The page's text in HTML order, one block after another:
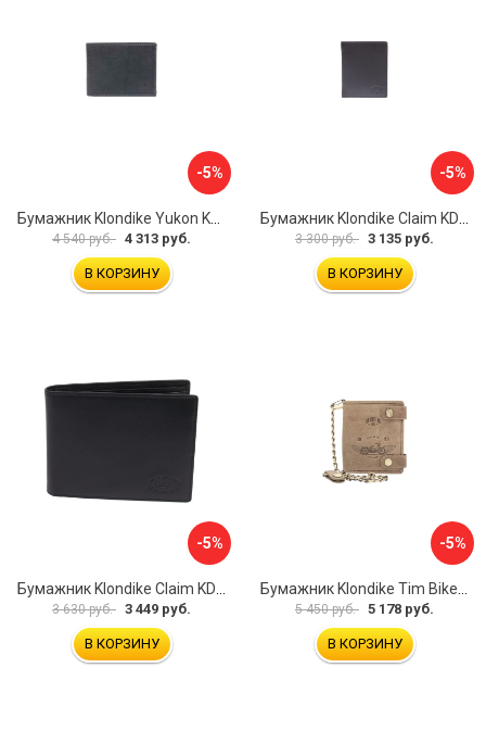
-5%
Бумажник Klondike Yukon KD1112-01
4 540 руб. 4 313 руб.
В КОРЗИНУ
-5%
Бумажник Klondike Claim KD1102-03
3 300 руб. 3 135 руб.
В КОРЗИНУ
-5%
3 630 руб. 3 449 руб.
В КОРЗИНУ
-5%
5 450 руб. 5 178 руб.
В КОРЗИНУ